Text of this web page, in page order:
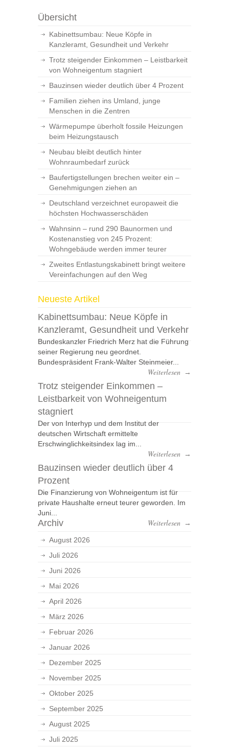
Übersicht
Kabinettsumbau: Neue Köpfe in
Kanzleramt, Gesundheit und Verkehr
Trotz steigender Einkommen – Leistbarkeit
von Wohneigentum stagniert
Bauzinsen wieder deutlich über 4 Prozent
Familien ziehen ins Umland, junge
Menschen in die Zentren
Wärmepumpe überholt fossile Heizungen
beim Heizungstausch
Neubau bleibt deutlich hinter
Wohnraumbedarf zurück
Baufertigstellungen brechen weiter ein –
Genehmigungen ziehen an
Deutschland verzeichnet europaweit die
höchsten Hochwasserschäden
Wahnsinn – rund 290 Baunormen und
Kostenanstieg von 245 Prozent:
Wohngebäude werden immer teurer
Zweites Entlastungskabinett bringt weitere
Vereinfachungen auf den Weg
Neueste Artikel
Kabinettsumbau: Neue Köpfe in
Kanzleramt, Gesundheit und Verkehr
Bundeskanzler Friedrich Merz hat die Führung
seiner Regierung neu geordnet.
Bundespräsident Frank-Walter Steinmeier...
Weiterlesen →
Trotz steigender Einkommen –
Leistbarkeit von Wohneigentum
stagniert
Der von Interhyp und dem Institut der
deutschen Wirtschaft ermittelte
Erschwinglichkeitsindex lag im...
Weiterlesen →
Bauzinsen wieder deutlich über 4
Prozent
Die Finanzierung von Wohneigentum ist für
private Haushalte erneut teurer geworden. Im
Juni...
Weiterlesen →
Archiv
August 2026
Juli 2026
Juni 2026
Mai 2026
April 2026
März 2026
Februar 2026
Januar 2026
Dezember 2025
November 2025
Oktober 2025
September 2025
August 2025
Juli 2025